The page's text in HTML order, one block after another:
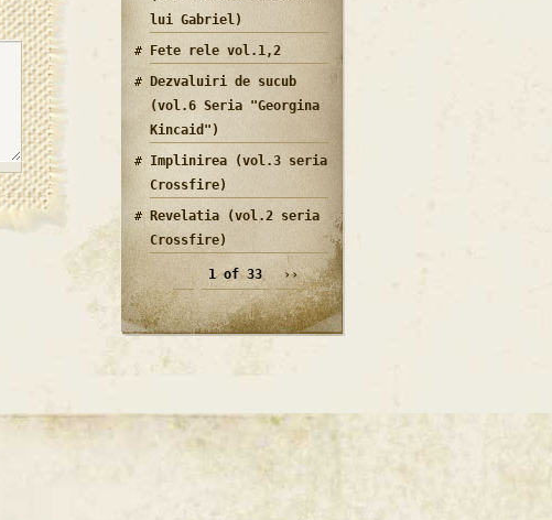
lui Gabriel)
Fete rele vol.1,2
Dezvaluiri de sucub
(vol.6 Seria "Georgina
Kincaid")
Implinirea (vol.3 seria
Crossfire)
Revelatia (vol.2 seria
Crossfire)
1 of 33 ››